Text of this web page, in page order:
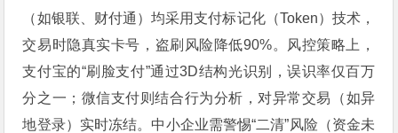
（如银联、财付通）均采用支付标记化（Token）技术，
交易时隐真实卡号，盗刷风险降低90%。风控策略上，
支付宝的“刷脸支付”通过3D结构光识别，误识率仅百万
分之一；微信支付则结合行为分析，对异常交易（如异
地登录）实时冻结。中小企业需警惕“二清”风险（资金未